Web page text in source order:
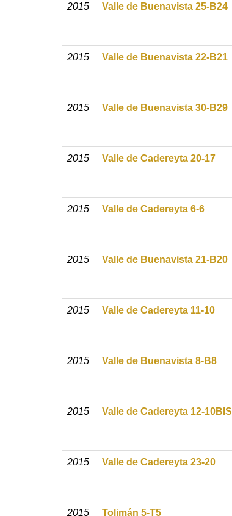
2015 Valle de Buenavista 25-B24
2015 Valle de Buenavista 22-B21
2015 Valle de Buenavista 30-B29
2015 Valle de Cadereyta 20-17
2015 Valle de Cadereyta 6-6
2015 Valle de Buenavista 21-B20
2015 Valle de Cadereyta 11-10
2015 Valle de Buenavista 8-B8
2015 Valle de Cadereyta 12-10BIS
2015 Valle de Cadereyta 23-20
2015 Tolimán 5-T5